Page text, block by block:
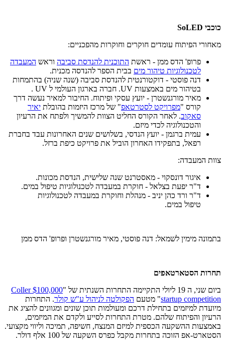
כוכבי SoLED
מאחורי הפיתוח עומדים חוקרים וחוקרות מהפכניים:
פרופ' הדס ממן - ראשת התוכנית להנדסת סביבה וראש המעבדה
לטכנולוגיות טיהור מים בבית הספר להנדסה מכנית.
דנה פוסטי - דוקטורנטית להנדסת סביבה (שנה שניה) בהתמחות
בטיהור מים באמצעות UV. חברה בארגון העולמי ל UV
.
מאיר מורגנשטרן - יועץ עסקי ופיתוח. החיבור למאיר נעשה דרך
קורס "מפרויקט לסטרטאפ" של מרכז היזמות בהובלת יאיר
סאקוב. לאחר הקורס החליט הצוות להמשיך ולפתח את הרעיון
והטכנולוגיה לכדי מיזם.
עמית ברגמן - יועץ הנדסי, בשלושים שנים האחרונות עבד בחברת
רפאל, בתפקידו האחרון הוביל את פרויקט כיפת ברזל.
צוות המעבדה:
איגור דונסקוי - מאסטרנט שנה שלישית, הנדסת מכונות.
ד"ר יפעת בצלאל - חוקרת במעבדה לטכנולוגיות טיפול במים.
ד"ר ורד כהן יניב - מנהלת וחוקרת במעבדה לטכנולוגיות
טיפול במים.
בתמונה מימין לשמאל: דנה פוסטי, מאיר מורגנשטרן ופרופ' הדס ממן
תחרות הסטארטאפים
ביום שני, ה 19 ליולי התקיימה התחרות השנתית של "
Coller $100,000
startup competition" מטעם הפקולטה לניהול ע"ש קולר. התחרות
מיועדת למיזמים בתחילת דרכם ומעולמות תוכן שונים ומגוונים להציג את
הרעיון והפיתוח שלהם. מטרת התחרות לסייע ולקדם את המיזמים,
באמצעות ההשקעה הכספית למיזם המנצח, חשיפה, תמיכה וליווי מקצועי.
הסטארט-אפ הזוכה בתחרות מקבל כפרס השקעה של 100 אלף דולר.